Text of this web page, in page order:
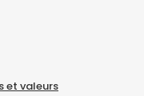
et valeurs